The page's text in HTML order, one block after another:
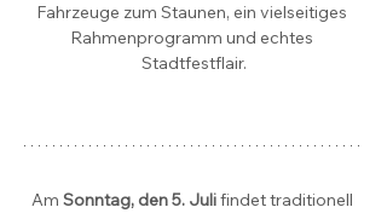
Fahrzeuge zum Staunen, ein vielseitiges
Rahmenprogramm und echtes
Stadtfestflair.
Am Sonntag, den 5. Juli findet traditionell